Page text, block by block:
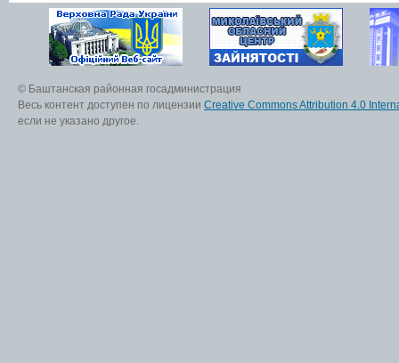
© Баштанская районная госадминистрация
Весь контент доступен по лицензии Creative Commons Attribution 4.0
если не указано другое.